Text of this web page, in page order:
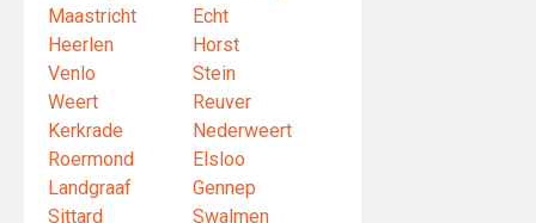
Maastricht
Heerlen
Venlo
Weert
Kerkrade
Roermond
Landgraaf
Sittard
Echt
Horst
Stein
Reuver
Nederweert
Elsloo
Gennep
Swalmen